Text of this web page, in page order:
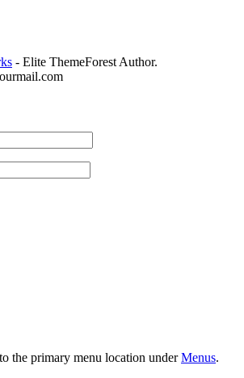
- Elite ThemeForest Author.
the primary menu location underMenus.